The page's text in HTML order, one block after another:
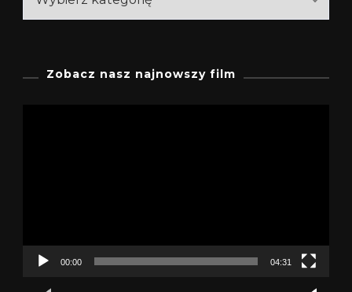
Zobacz nasz najnowszy film
00:00 04:31